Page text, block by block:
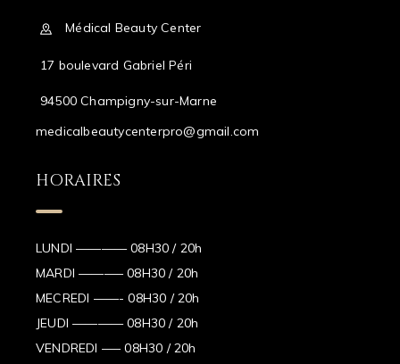
Médical Beauty Center
17 boulevard Gabriel Péri
94500 Champigny-sur-Marne
medicalbeautycenterpro@gmail.com
HORAIRES
LUNDI ———— 08H30 / 20h
MARDI ———– 08H30 / 20h
MECREDI ——- 08H30 / 20h
JEUDI ———— 08H30 / 20h
VENDREDI —– 08H30 / 20h